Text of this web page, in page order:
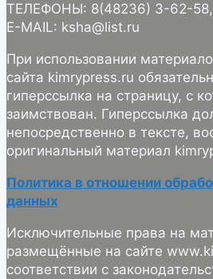
ТЕЛЕФОНЫ: 8(48236) 3-62-
E-MAIL: ksha@list.ru
При использовании
сайта kimrypress.ru
гиперссылка на страницу, с
заимствован. Гиперссылка
непосредственно в тексте,
оригинальный материал
Политика в отношении
данных
Исключительные права на
размещённые на сайте
соответствии с